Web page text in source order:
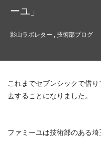
ーユ」
影山ラボレター , 技術部ブログ
これまでセブンシックで借
去することになりました。
ファミーユは技術部のある